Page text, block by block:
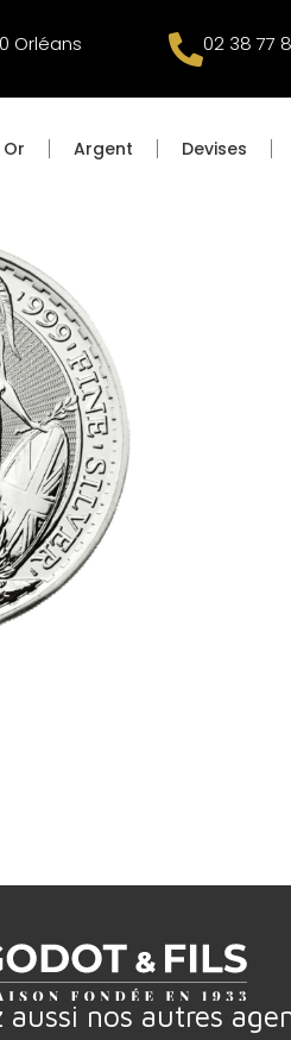
Orléans 02 38 77
Or Argent Devises
aussi nos autres